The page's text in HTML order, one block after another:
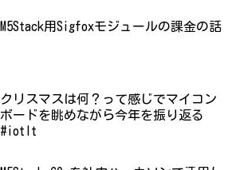
M5Stack用Sigfoxモジュールの課金の話
クリスマスは何？って感じでマイコン
ボードを眺めながら今年を振り返る
#iotlt